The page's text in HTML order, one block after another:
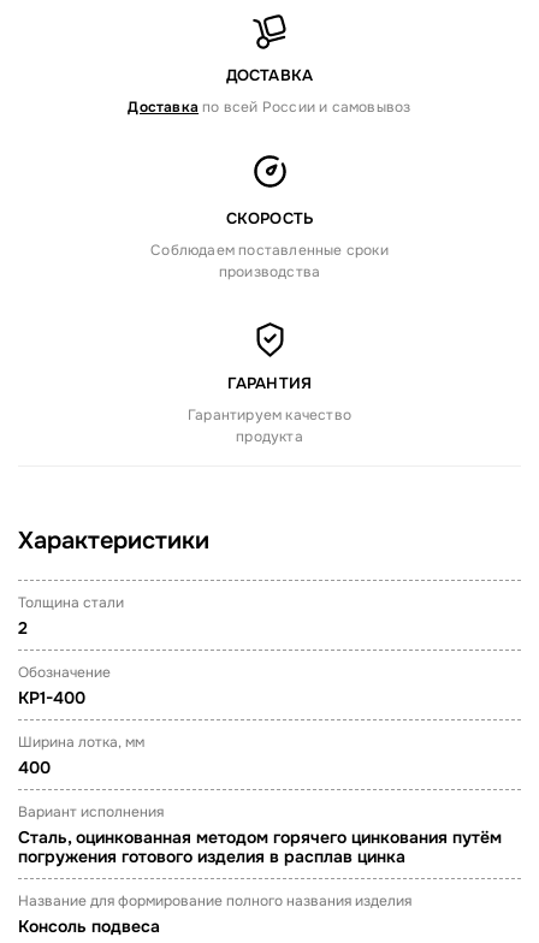
ДОСТАВКА
Доставка по всей России и самовывоз
СКОРОСТЬ
Соблюдаем поставленные сроки
производства
ГАРАНТИЯ
Гарантируем качество
продукта
Характеристики
Толщина стали
2
Обозначение
KP1-400
Ширина лотка, мм
400
Вариант исполнения
Сталь, оцинкованная методом горячего цинкования путём
погружения готового изделия в расплав цинка
Название для формирование полного названия изделия
Консоль подвеса